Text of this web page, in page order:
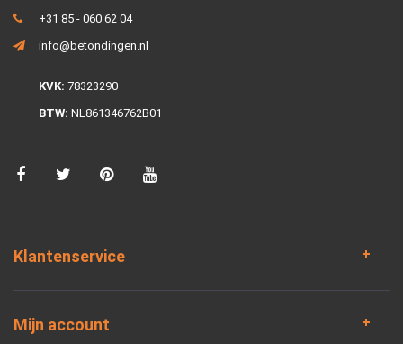
+31 85 - 060 62 04
info@betondingen.nl
KVK: 78323290
BTW: NL861346762B01
Klantenservice
Mijn account